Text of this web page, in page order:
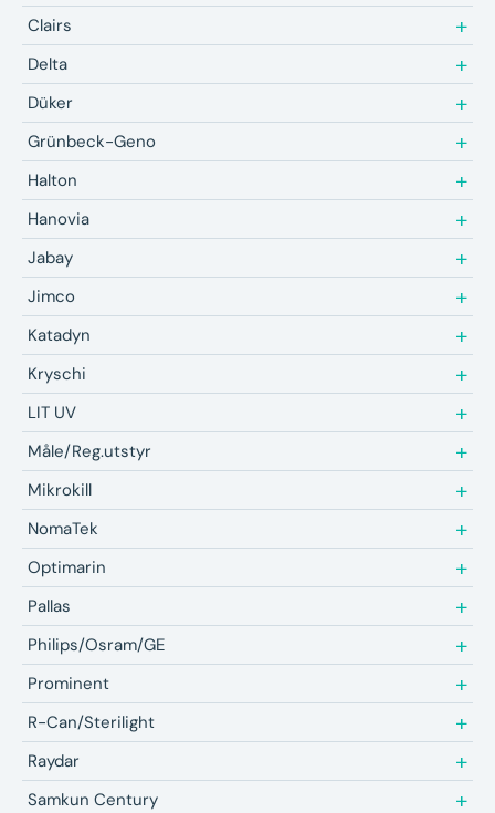
Clairs
Delta
Düker
Grünbeck-Geno
Halton
Hanovia
Jabay
Jimco
Katadyn
Kryschi
LIT UV
Måle/Reg.utstyr
Mikrokill
NomaTek
Optimarin
Pallas
Philips/Osram/GE
Prominent
R-Can/Sterilight
Raydar
Samkun Century